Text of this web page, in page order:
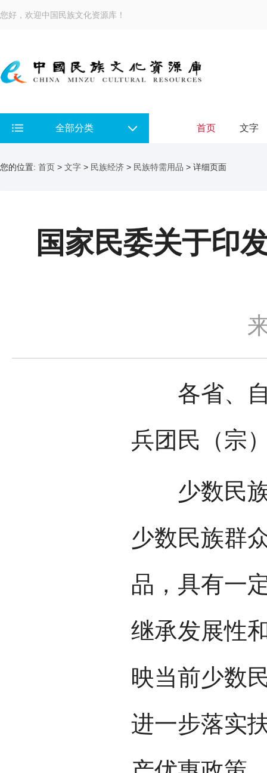
您好，欢迎中国民族文化资源库！
全部分类 首页 文字
您的位置: 首页 > 文字 > 民族经济 > 民族特需用品 > 详细页面
国家民委关于印
各省、自
兵团民（宗
少数民族
少数民族群
品，具有一
继承发展性
映当前少数
进一步落实